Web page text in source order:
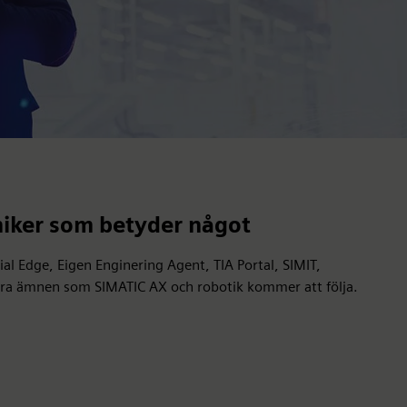
som betyder något
Edge, Eigen Enginering Agent, TIA Portal, SIMIT,
ämnen som SIMATIC AX och robotik kommer att följa.